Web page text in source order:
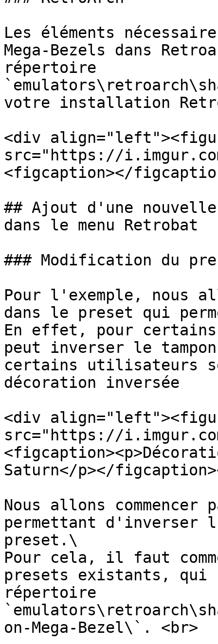
Les éléments
Mega-Bezels dans
répertoire
votre installation
<div
src="https://
<figcaption></
## Ajout d'une
dans le menu Retrobat
### Modification du
Pour l'exemple, nous
dans le preset qui
En effet, pour
peut inverser le
certains utilisateurs
décoration inversée
<div
src="https://
Saturn</p></
Nous allons
permettant d'inverser
preset.\
Pour cela, il faut
presets existants, qui
répertoire
on-Mega-Bezel\`. <br>